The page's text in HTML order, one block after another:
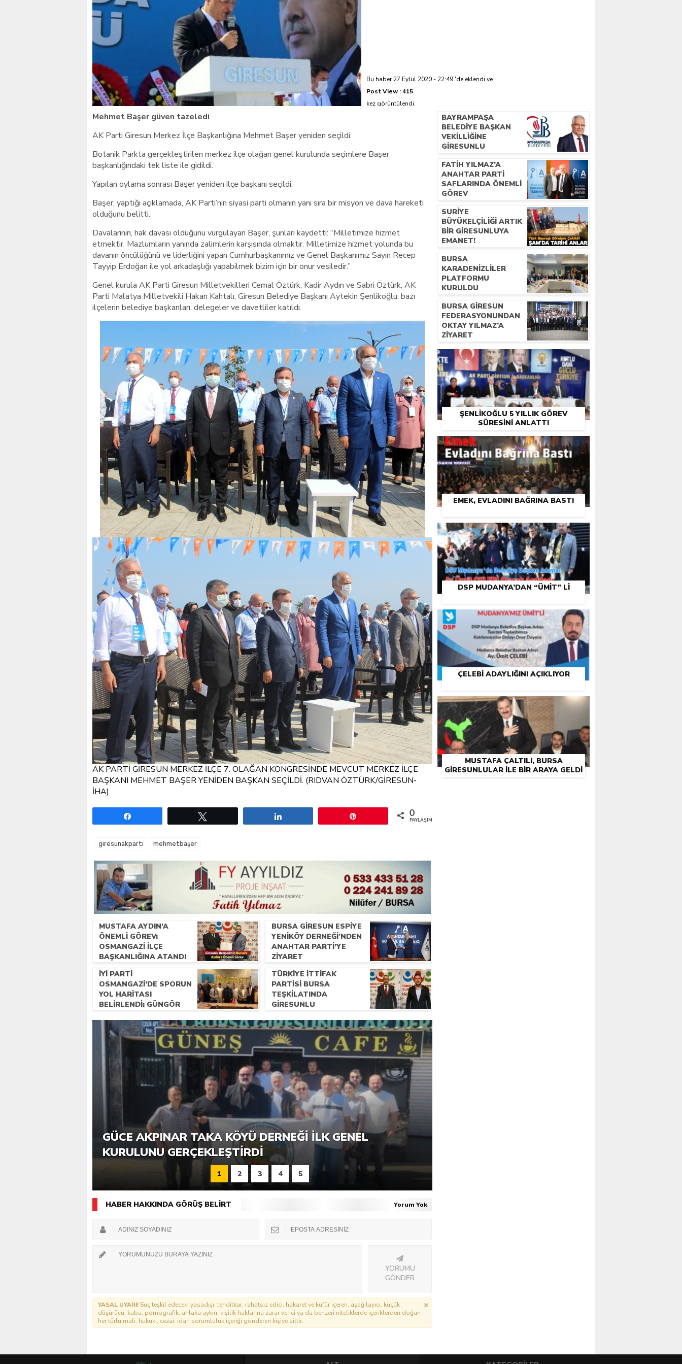
Giresunlu sürücü Orhangazi’de hayatını kaybetti
Bu haber 27 Eylül 2020 - 22:49 'de eklendi ve
Post View :415
kez görüntülendi.
Mehmet Başer güven tazeledi
AK Parti Giresun Merkez İlçe Başkanlığına Mehmet Başer yeniden seçildi.
Botanik Parkta gerçekleştirilen merkez ilçe olağan genel kurulunda seçimlere Başer
başkanlığındaki tek liste ile gidildi.
Yapılan oylama sonrası Başer yeniden ilçe başkanı seçildi.
Başer, yaptığı açıklamada, AK Parti’nin siyasi parti olmanın yanı sıra bir misyon ve dava hareketi
olduğunu belitti.
Davalarının, hak davası olduğunu vurgulayan Başer, şunları kaydetti: “Milletimize hizmet
etmektir. Mazlumların yanında zalimlerin karşısında olmaktır. Milletimize hizmet yolunda bu
davanın öncülüğünü ve liderliğini yapan Cumhurbaşkanımız ve Genel Başkanımız Sayın Recep
Tayyip Erdoğan ile yol arkadaşlığı yapabilmek bizim için bir onur vesiledir.”
Genel kurula AK Parti Giresun Milletvekilleri Cemal Öztürk, Kadir Aydın ve Sabri Öztürk, AK
Parti Malatya Milletvekili Hakan Kahtalı, Giresun Belediye Başkanı Aytekin Şenlikoğlu, bazı
ilçelerin belediye başkanları, delegeler ve davetliler katıldı.
AK PARTİ GİRESUN MERKEZ İLÇE 7. OLAĞAN KONGRESİNDE MEVCUT MERKEZ İLÇE
BAŞKANI MEHMET BAŞER YENİDEN BAŞKAN SEÇİLDİ. (RIDVAN ÖZTÜRK/GİRESUN-
İHA)
0
PAYLAŞIMLAR
giresunakparti mehmetbaşer
MUSTAFA AYDIN’A
ÖNEMLI GÖREV:
OSMANGAZI İLÇE
BAŞKANLIĞINA ATANDI
BURSA GIRESUN ESPIYE
YENIKÖY DERNEĞI’NDEN
ANAHTAR PARTI’YE
ZIYARET
İYİ PARTI
OSMANGAZI’DE SPORUN
YOL HARITASI
BELIRLENDI: GÜNGÖR
ÇALIŞMALAR BAŞLADI
TÜRKIYE İTTIFAK
PARTISI BURSA
TEŞKILATINDA
GIRESUNLU
ÖNEMLI GÖREV
6. GÜCE TEKKEKÖY DERNEĞI PIKNIK ŞÖLENI YOĞUN
KATILIMLA GERÇEKLEŞTI
GÜCE AKPINAR TAKA KÖYÜ DERNEĞI İLK GENEL
KURULUNU GERÇEKLEŞTIRDI
1 2 3 4 5
HABER HAKKINDA GÖRÜŞ BELİRT Yorum Yok
YORUMU
GÖNDER
YASAL UYARI! Suç teşkil edecek, yasadışı, tehditkar, rahatsız edici, hakaret ve küfür içeren, aşağılayıcı, küçük
düşürücü, kaba, pornografik, ahlaka aykırı, kişilik haklarına zarar verici ya da benzeri niteliklerde içeriklerden doğan
her türlü mali, hukuki, cezai, idari sorumluluk içeriği gönderen kişiye aittir.
BAYRAMPAŞA
BELEDIYE BAŞKAN
VEKILLIĞINE
GIRESUNLU
KAHRAMAN SEÇILDI
FATIH YILMAZ’A
ANAHTAR PARTI
SAFLARINDA ÖNEMLI
GÖREV
SURIYE
BÜYÜKELÇILIĞI ARTIK
BIR GIRESUNLUYA
EMANET!
BURSA
KARADENIZLILER
PLATFORMU
KURULDU
BURSA GIRESUN
FEDERASYONUNDAN
OKTAY YILMAZ’A
ZIYARET
ŞENLIKOĞLU 5 YILLIK GÖREV
SÜRESINI ANLATTI
EMEK, EVLADINI BAĞRINA BASTI
DSP MUDANYA’DAN “ÜMIT” LI
ÇELEBI ADAYLIĞINI AÇIKLIYOR
MUSTAFA ÇALTILI, BURSA
GIRESUNLULAR İLE BIR ARAYA GELDI